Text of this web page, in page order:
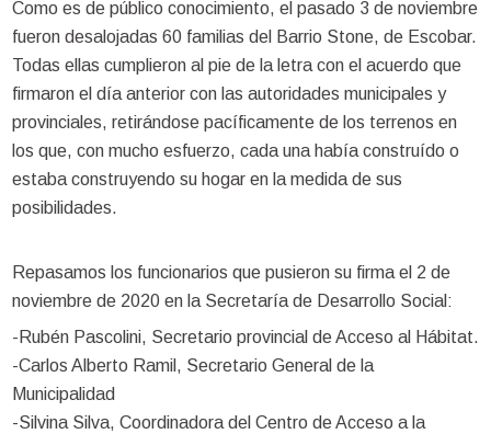
Como es de público conocimiento, el pasado 3 de noviembre
fueron desalojadas 60 familias del Barrio Stone, de Escobar.
Todas ellas cumplieron al pie de la letra con el acuerdo que
firmaron el día anterior con las autoridades municipales y
provinciales, retirándose pacíficamente de los terrenos en
los que, con mucho esfuerzo, cada una había construído o
estaba construyendo su hogar en la medida de sus
posibilidades.
Repasamos los funcionarios que pusieron su firma el 2 de
noviembre de 2020 en la Secretaría de Desarrollo Social:
-Rubén Pascolini, Secretario provincial de Acceso al Hábitat.
-Carlos Alberto Ramil, Secretario General de la
Municipalidad
-Silvina Silva, Coordinadora del Centro de Acceso a la